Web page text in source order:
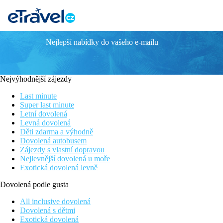
La Riviera Barbati Apartments
Novinka v nabídce
Přímo na vyhlášené pláži Barbati
Mezonety a vily s privátním bazénem
Snack bar u pláže
Poloha
Hotelový areál umístěný v olivovém háji na vyhlášené pláži
Vybavení
V areálu řecká restaurace, snack bar, venkovní bazén s
Pokoje
Studio, Výhled zahrada:
toastovač), umístěné v přízemí (terasa), max. pro 3 osoby,
Ostatní typy pokojů
Apartmán, 1 ložnice, Výhled zahrada:
Nejlepší nabídky do vašeho e-mailu
Nejvýhodnější zájezdy
Last minute
Super last minute
Letní dovolená
Levná dovolená
Děti zdarma a výhodně
Dovolená autobusem
Zájezdy s vlastní dopravou
Nejlevnější dovolená u moře
Exotická dovolená levně
Dovolená podle gusta
All inclusive dovolená
Dovolená s dětmi
Exotická dovolená